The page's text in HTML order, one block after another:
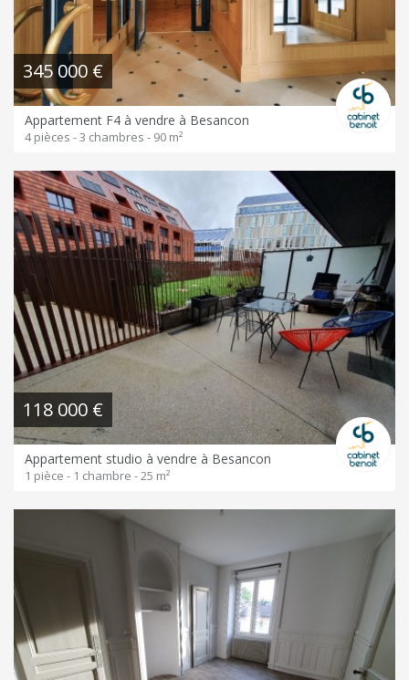
345 000 €
Appartement F4 à vendre à Besancon
4 pièces - 3 chambres - 90 m²
118 000 €
Appartement studio à vendre à Besancon
1 pièce - 1 chambre - 25 m²